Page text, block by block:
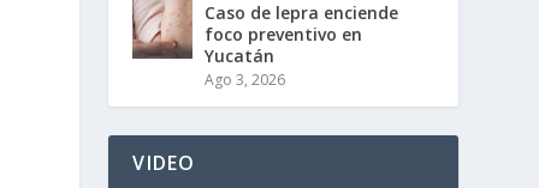
Caso de lepra enciende
foco preventivo en
Yucatán
Ago 3, 2026
VIDEO